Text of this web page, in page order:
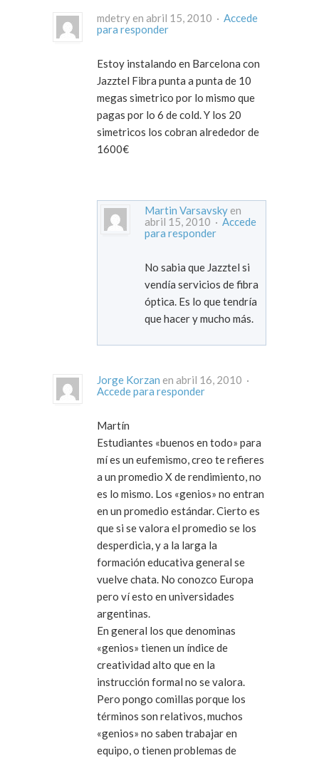
mdetry en abril 15, 2010 · Accede
para responder
Estoy instalando en Barcelona con
Jazztel Fibra punta a punta de 10
megas simetrico por lo mismo que
pagas por lo 6 de cold. Y los 20
simetricos los cobran alrededor de
1600€
Martin Varsavsky en
abril 15, 2010 · Accede
para responder
No sabia que Jazztel si
vendía servicios de fibra
óptica. Es lo que tendría
que hacer y mucho más.
Jorge Korzan
en abril 16, 2010 ·
Accede para responder
Martín
Estudiantes «buenos en todo» para
mí es un eufemismo, creo te refieres
a un promedio X de rendimiento, no
es lo mismo. Los «genios» no entran
en un promedio estándar. Cierto es
que si se valora el promedio se los
desperdicia, y a la larga la
formación educativa general se
vuelve chata. No conozco Europa
pero ví esto en universidades
argentinas.
En general los que denominas
«genios» tienen un índice de
creatividad alto que en la
instrucción formal no se valora.
Pero pongo comillas porque los
términos son relativos, muchos
«genios» no saben trabajar en
equipo, o tienen problemas de